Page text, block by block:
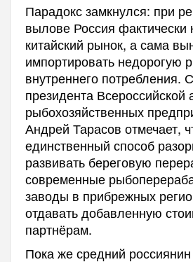
Парадокс замкнулся: при
вылове Россия фактически
китайский рынок, а сама
импортировать недорогую
внутреннего потребления.
президента Всероссийской
рыбохозяйственных
Андрей Тарасов отмечает,
единственный способ
развивать береговую
современные
заводы в прибрежных
отдавать добавленную
партнёрам.
Пока же средний